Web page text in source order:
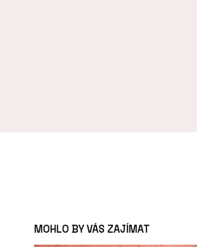
MOHLO BY VÁS ZAJÍMAT